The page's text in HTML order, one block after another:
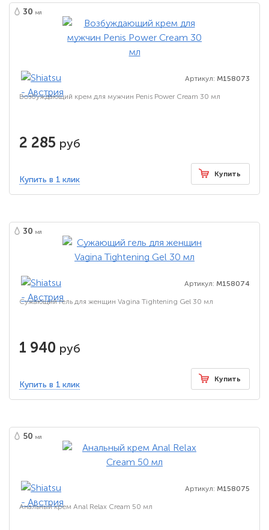
30 мл
Артикул: M158073
Возбуждающий крем для мужчин Penis Power Cream 30 мл
2 285 руб
Купить в 1 клик
Купить
30 мл
Артикул: M158074
Сужающий гель для женщин Vagina Tightening Gel 30 мл
1 940 руб
Купить в 1 клик
Купить
50 мл
Артикул: M158075
Анальный крем Anal Relax Cream 50 мл